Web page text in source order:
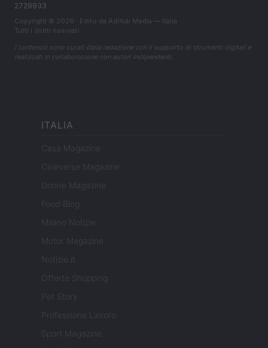
2729933
Copyright © 2026 · Edito da AdHub Media — Italia
Tutti i diritti riservati
I contenuti sono curati dalla redazione con il supporto di strumenti digitali e
realizzati in collaborazione con autori indipendenti.
ITALIA
Casa Magazine
Cineverse Magazine
Donne Magazine
Food Blog
Milano Notizie
Motor Magazine
Notizie.it
Offerte Shopping
Pet Story
Professione Lavoro
Sport Magazine